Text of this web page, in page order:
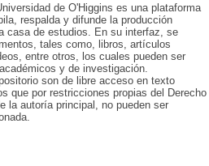
de O'Higgins es una plataforma
respalda y difunde la producción
casa de estudios. En su interfaz, se
tales como, libros, artículos
entre otros, los cuales pueden ser
y de investigación.
son de libre acceso en texto
que por restricciones propias del Derecho
la autoría principal, no pueden ser